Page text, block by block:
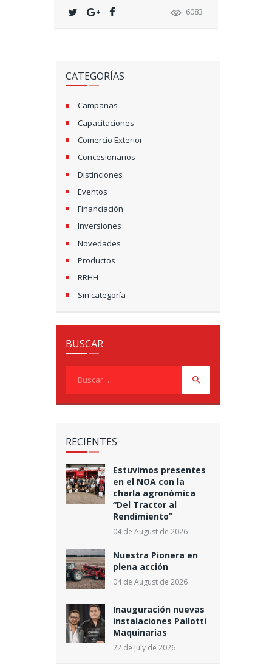
6083
CATEGORÍAS
Campañas
Capacitaciones
Comercio Exterior
Concesionarios
Distinciones
Eventos
Financiación
Inversiones
Novedades
Productos
RRHH
Sin categoría
BUSCAR
RECIENTES
Estuvimos presentes
en el NOA con la
charla agronómica
“Del Tractor al
Rendimiento”
04 de August de 2026
Nuestra Pionera en
plena acción
04 de August de 2026
Inauguración nuevas
instalaciones Pallotti
Maquinarias
22 de July de 2026